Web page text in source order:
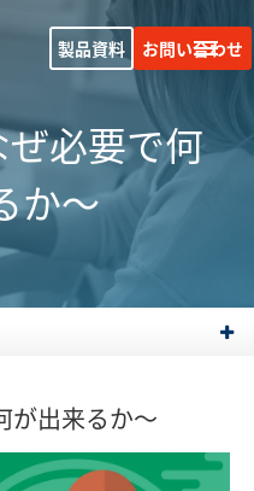
製品資料 お問い合わせ
ぜ必要で何
か～
が出来るか～